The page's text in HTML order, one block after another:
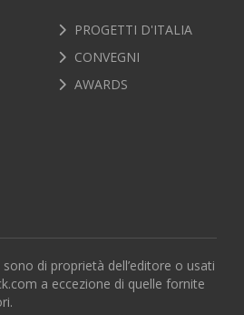
PROGETTI D'ITALIA
CONVEGNI
AWARDS
di proprietà dell’editore o usati
a eccezione di quelle fornite